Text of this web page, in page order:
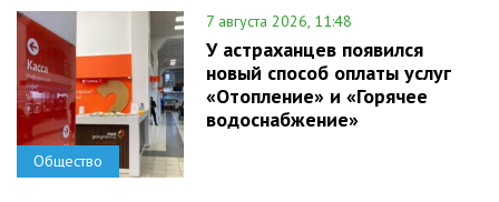
Общество
7 августа 2026, 11:48
У астраханцев появился
новый способ оплаты услуг
«Отопление» и «Горячее
водоснабжение»